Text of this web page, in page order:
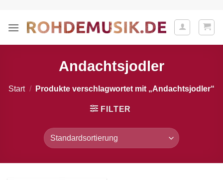
springen
Andachtsjodler
Start / Produkte verschlagwortet mit „Andachtsjodler“
FILTER